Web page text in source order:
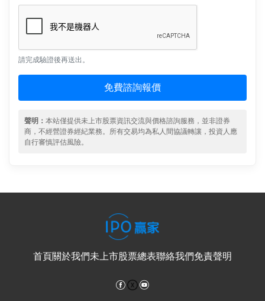
請完成驗證後再送出。
免費諮詢報價
聲明： 本站僅提供未上市股票資訊交流與價格諮詢服務，並非證券
商，不經營證券經紀業務。所有交易均為私人間協議轉讓，投資人應
自行審慎評估風險。
首頁關於我們未上市股票總表聯絡我們免責聲明
Facebook